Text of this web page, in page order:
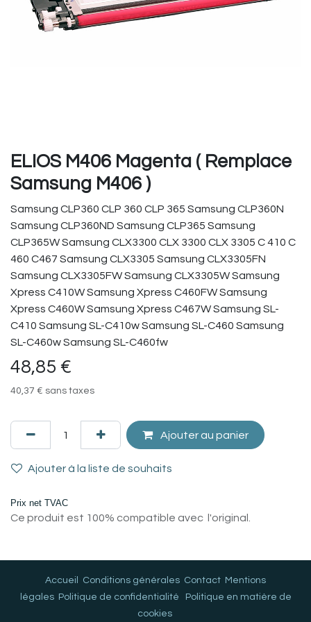
ELIOS M406 Magenta ( Remplace
Samsung M406 )
Samsung CLP360 CLP 360 CLP 365 Samsung CLP360N
Samsung CLP360ND Samsung CLP365 Samsung
CLP365W Samsung CLX3300 CLX 3300 CLX 3305 C 410 C
460 C467 Samsung CLX3305 Samsung CLX3305FN
Samsung CLX3305FW Samsung CLX3305W Samsung
Xpress C410W Samsung Xpress C460FW Samsung
Xpress C460W Samsung Xpress C467W Samsung SL-
C410 Samsung SL-C410w Samsung SL-C460 Samsung
SL-C460w Samsung SL-C460fw
48,85 €
40,37 € sans taxes
Ajouter au panier
Ajouter à la liste de souhaits
Prix net TVAC
Ce produit est 100% compatible avec l'original.
Accueil Conditions générales Contact Mentions
légales Politique de confidentialité
Politique en matière de
cookies